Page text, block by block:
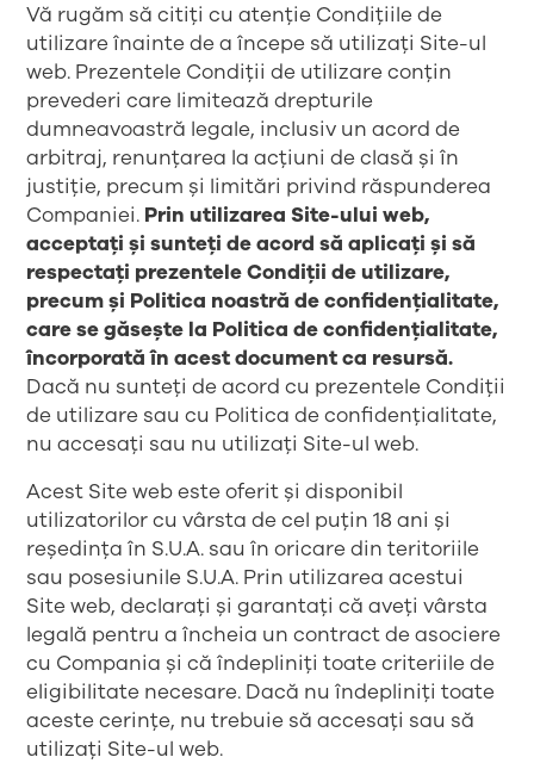
Vă rugăm să citiți cu atenție Condițiile de
utilizare înainte de a începe să utilizați Site-ul
web. Prezentele Condiții de utilizare conțin
prevederi care limitează drepturile
dumneavoastră legale, inclusiv un acord de
arbitraj, renunțarea la acțiuni de clasă și în
justiție, precum și limitări privind răspunderea
Companiei. Prin utilizarea Site-ului web,
acceptați și sunteți de acord să aplicați și să
respectați prezentele Condiții de utilizare,
precum și Politica noastră de confidențialitate,
care se găsește la Politica de confidențialitate,
încorporată în acest document ca resursă.
Dacă nu sunteți de acord cu prezentele Condiții
de utilizare sau cu Politica de confidențialitate,
nu accesați sau nu utilizați Site-ul web.
Acest Site web este oferit și disponibil
utilizatorilor cu vârsta de cel puțin 18 ani și
reședința în S.U.A. sau în oricare din teritoriile
sau posesiunile S.U.A. Prin utilizarea acestui
Site web, declarați și garantați că aveți vârsta
legală pentru a încheia un contract de asociere
cu Compania și că îndepliniți toate criteriile de
eligibilitate necesare. Dacă nu îndepliniți toate
aceste cerințe, nu trebuie să accesați sau să
utilizați Site-ul web.